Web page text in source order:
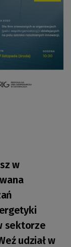
w
sektorze
udział w